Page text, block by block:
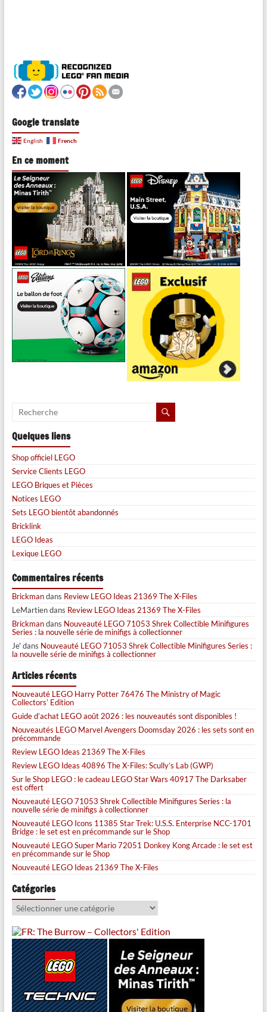
Google translate
English French
En ce moment
Quelques liens
Shop officiel LEGO
Service Clients LEGO
LEGO Briques et Pièces
Notices LEGO
Sets LEGO bientôt abandonnés
Bricklink
LEGO Ideas
Lexique LEGO
Commentaires récents
Brickmandans Review LEGO Ideas 21369 The X-Files
LeMartiendans Review LEGO Ideas 21369 The X-Files
Brickmandans Nouveauté LEGO 71053 Shrek Collectible Minifigures
Series : la nouvelle série de minifigs à collectionner
Je' dans Nouveauté LEGO 71053 Shrek Collectible Minifigures Series :
la nouvelle série de minifigs à collectionner
Articles récents
Nouveauté LEGO Harry Potter 76476 The Ministry of Magic
Collectors’ Edition
Guide d’achat LEGO août 2026 : les nouveautés sont disponibles !
Nouveautés LEGO Marvel Avengers Doomsday 2026 : les sets sont en
précommande
Review LEGO Ideas 21369 The X-Files
Review LEGO Ideas 40896 The X-Files: Scully’s Lab (GWP)
Sur le Shop LEGO : le cadeau LEGO Star Wars 40917 The Darksaber
est offert
Nouveauté LEGO 71053 Shrek Collectible Minifigures Series : la
nouvelle série de minifigs à collectionner
Nouveauté LEGO Icons 11385 Star Trek: U.S.S. Enterprise NCC-1701
Bridge : le set est en précommande sur le Shop
Nouveauté LEGO Super Mario 72051 Donkey Kong Arcade : le set est
en précommande sur le Shop
Nouveauté LEGO Ideas 21369 The X-Files
Catégories
Catégories